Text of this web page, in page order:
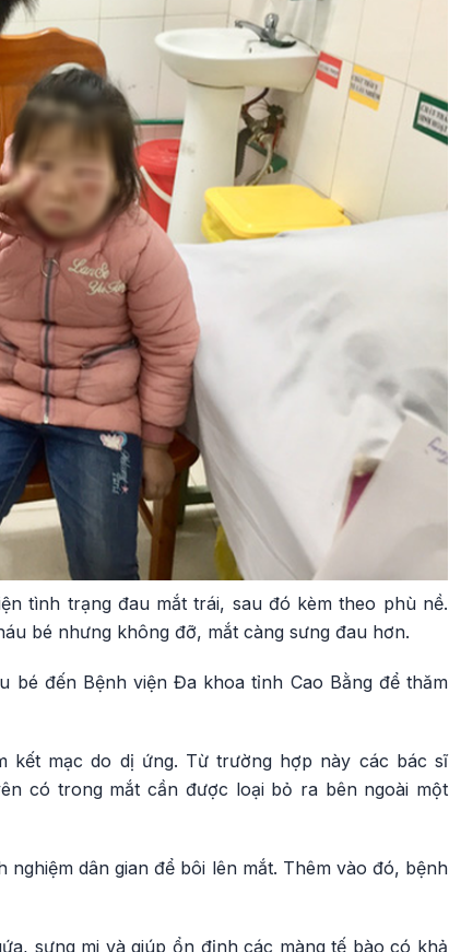
tình trạng đau mắt trái, sau đó kèm theo phù nề.
bé nhưng không đỡ, mắt càng sưng đau hơn.
bé đến Bệnh viện Đa khoa tỉnh Cao Bằng để thăm
kết mạc do dị ứng. Từ trường hợp này các bác sĩ
có trong mắt cần được loại bỏ ra bên ngoài một
dân gian để bôi lên mắt. Thêm vào đó, bệnh
sưng mi và giúp ổn định các màng tế bào có khả